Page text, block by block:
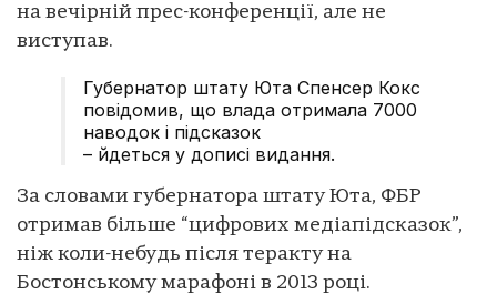
на вечірній прес-конференції, але не
виступав.
Губернатор штату Юта Спенсер Кокс
повідомив, що влада отримала 7000
наводок і підсказок
– йдеться у дописі видання.
За словами губернатора штату Юта, ФБР
отримав більше “цифрових медіапідсказок”,
ніж коли-небудь після теракту на
Бостонському марафоні в 2013 році.